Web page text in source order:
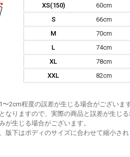
XS(150)
60cm
S
66cm
M
70cm
L
74cm
XL
78cm
XXL
82cm
2cm程度の誤差が生じる場合がございます
りますので、実際の商品と誤差が生じる
生じる場合がございます。
下はボディのサイズに合わせて縮小され